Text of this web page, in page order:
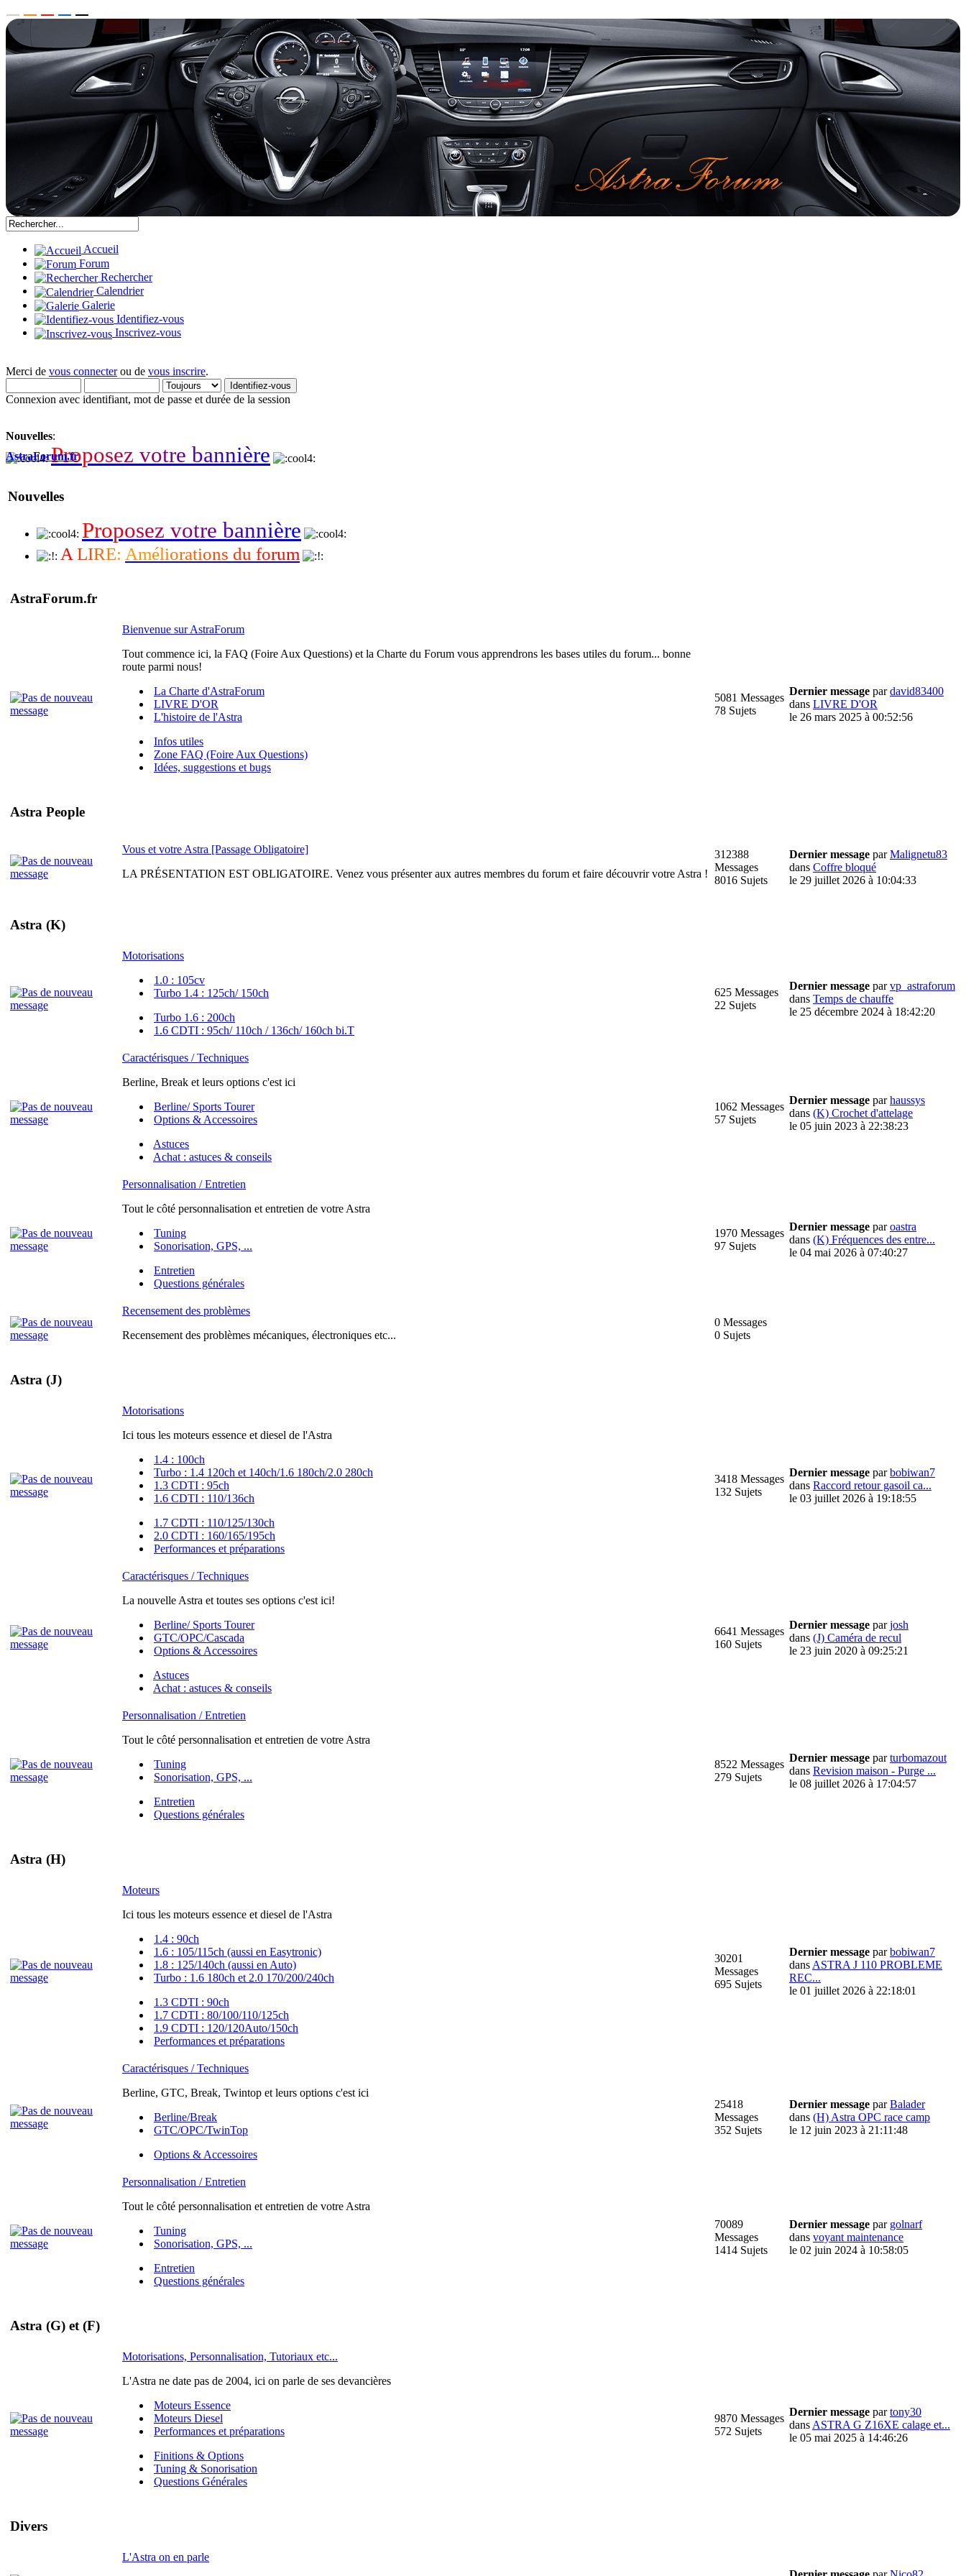
Accueil
Forum
Rechercher
Calendrier
Galerie
Identifiez-vous
Inscrivez-vous
Merci de vous connecterou de vous inscrire.
Connexion avec identifiant, mot de passe et durée de la session
Nouvelles:
Proposez votre bannière
AstraForum.fr
Nouvelles
Proposez votre bannière
A LIRE: Améliorations du forum
AstraForum.fr
Bienvenue sur AstraForum
Tout commence ici, la FAQ (Foire Aux Questions) et la Charte du Forum vous apprendrons les bases utiles du forum... bonne
route parmi nous!
La Charte d'AstraForum
LIVRE D'OR
L'histoire de l'Astra
Infos utiles
Zone FAQ (Foire Aux Questions)
Idées, suggestions et bugs
5081 Messages
78 Sujets
Dernier message pardavid83400
dans LIVRE D'OR
le 26 mars 2025 à 00:52:56
Astra People
Vous et votre Astra [Passage Obligatoire]
LA PRÉSENTATION EST OBLIGATOIRE. Venez vous présenter aux autres membres du forum et faire découvrir votre Astra !
312388
Messages
8016 Sujets
Dernier message parMalignetu83
dans Coffre bloqué
le 29 juillet 2026 à 10:04:33
Astra (K)
Motorisations
1.0 : 105cv
Turbo 1.4 : 125ch/ 150ch
Turbo 1.6 : 200ch
1.6 CDTI : 95ch/ 110ch / 136ch/ 160ch bi.T
625 Messages
22 Sujets
Dernier message parvp_astraforum
dans Temps de chauffe
le 25 décembre 2024 à 18:42:20
Caractérisques / Techniques
Berline, Break et leurs options c'est ici
Berline/ Sports Tourer
Options & Accessoires
Astuces
Achat : astuces & conseils
1062 Messages
57 Sujets
Dernier message parhaussys
dans (K) Crochet d'attelage
le 05 juin 2023 à 22:38:23
Personnalisation / Entretien
Tout le côté personnalisation et entretien de votre Astra
Tuning
Sonorisation, GPS, ...
Entretien
Questions générales
1970 Messages
97 Sujets
Dernier message paroastra
dans (K) Fréquences des entre...
le 04 mai 2026 à 07:40:27
Recensement des problèmes
Recensement des problèmes mécaniques, électroniques etc...
0 Messages
0 Sujets
Astra (J)
Motorisations
Ici tous les moteurs essence et diesel de l'Astra
1.4 : 100ch
Turbo : 1.4 120ch et 140ch/1.6 180ch/2.0 280ch
1.3 CDTI : 95ch
1.6 CDTI : 110/136ch
1.7 CDTI : 110/125/130ch
2.0 CDTI : 160/165/195ch
Performances et préparations
3418 Messages
132 Sujets
Dernier message parbobiwan7
dans Raccord retour gasoil ca...
le 03 juillet 2026 à 19:18:55
Caractérisques / Techniques
La nouvelle Astra et toutes ses options c'est ici!
Berline/ Sports Tourer
GTC/OPC/Cascada
Options & Accessoires
Astuces
Achat : astuces & conseils
6641 Messages
160 Sujets
Dernier message parjosh
dans (J) Caméra de recul
le 23 juin 2020 à 09:25:21
Personnalisation / Entretien
Tout le côté personnalisation et entretien de votre Astra
Tuning
Sonorisation, GPS, ...
Entretien
Questions générales
8522 Messages
279 Sujets
Dernier message parturbomazout
dans Revision maison - Purge ...
le 08 juillet 2026 à 17:04:57
Astra (H)
Moteurs
Ici tous les moteurs essence et diesel de l'Astra
1.4 : 90ch
1.6 : 105/115ch (aussi en Easytronic)
1.8 : 125/140ch (aussi en Auto)
Turbo : 1.6 180ch et 2.0 170/200/240ch
1.3 CDTI : 90ch
1.7 CDTI : 80/100/110/125ch
1.9 CDTI : 120/120Auto/150ch
Performances et préparations
30201
Messages
695 Sujets
Dernier message parbobiwan7
dans ASTRA J 110 PROBLEME
REC...
le 01 juillet 2026 à 22:18:01
Caractérisques / Techniques
Berline, GTC, Break, Twintop et leurs options c'est ici
Berline/Break
GTC/OPC/TwinTop
Options & Accessoires
25418
Messages
352 Sujets
Dernier message parBalader
dans (H) Astra OPC race camp
le 12 juin 2023 à 21:11:48
Personnalisation / Entretien
Tout le côté personnalisation et entretien de votre Astra
Tuning
Sonorisation, GPS, ...
Entretien
Questions générales
70089
Messages
1414 Sujets
Dernier message par golnarf
dans voyant maintenance
le 02 juin 2024 à 10:58:05
Astra (G) et (F)
Motorisations, Personnalisation, Tutoriaux etc...
L'Astra ne date pas de 2004, ici on parle de ses devancières
Moteurs Essence
Moteurs Diesel
Performances et préparations
Finitions & Options
Tuning & Sonorisation
Questions Générales
9870 Messages
572 Sujets
Dernier message partony30
dans ASTRA G Z16XE calage et...
le 05 mai 2025 à 14:46:26
Divers
L'Astra on en parle